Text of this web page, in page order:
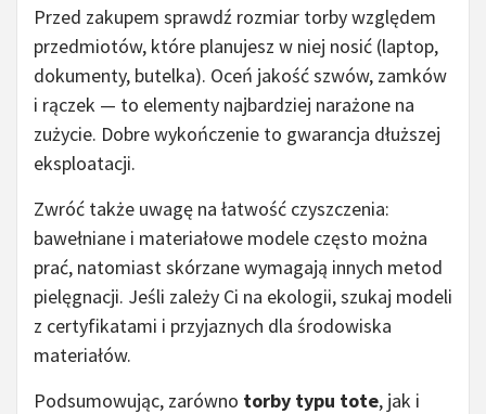
Przed zakupem sprawdź rozmiar torby względem
przedmiotów, które planujesz w niej nosić (laptop,
dokumenty, butelka). Oceń jakość szwów, zamków
i rączek — to elementy najbardziej narażone na
zużycie. Dobre wykończenie to gwarancja dłuższej
eksploatacji.
Zwróć także uwagę na łatwość czyszczenia:
bawełniane i materiałowe modele często można
prać, natomiast skórzane wymagają innych metod
pielęgnacji. Jeśli zależy Ci na ekologii, szukaj modeli
z certyfikatami i przyjaznych dla środowiska
materiałów.
Podsumowując, zarówno torby typu tote, jak i